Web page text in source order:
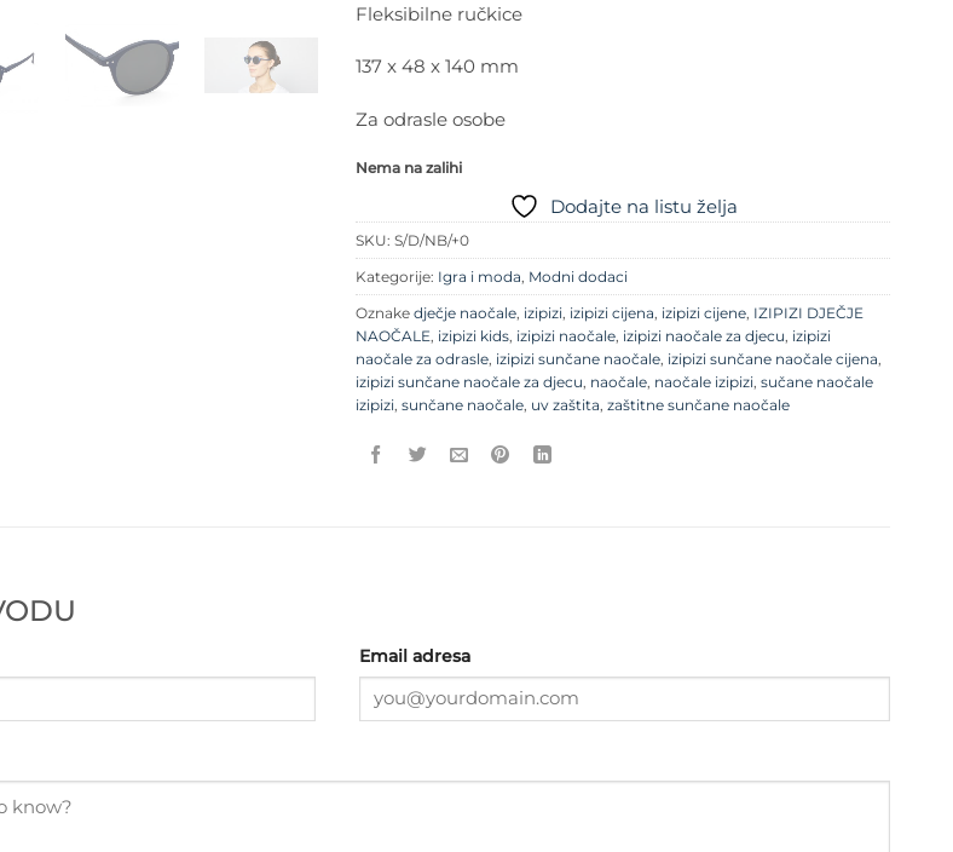
Fleksibilne ručkice
137 x 48 x 140 mm
Za odrasle osobe
Nema na zalihi
Dodajte na listu želja
SKU: S/D/NB/+0
Kategorije: Igra i moda, Modni dodaci
Oznake dječje naočale, izipizi, izipizi cijena, izipizi cijene, IZIPIZI DJEČJE
NAOČALE, izipizi kids, izipizi naočale, izipizi naočale za djecu, izipizi
naočale za odrasle, izipizi sunčane naočale, izipizi sunčane naočale cijena,
izipizi sunčane naočale za djecu, naočale, naočale izipizi, sučane naočale
izipizi, sunčane naočale, uv zaštita, zaštitne sunčane naočale
Email adresa